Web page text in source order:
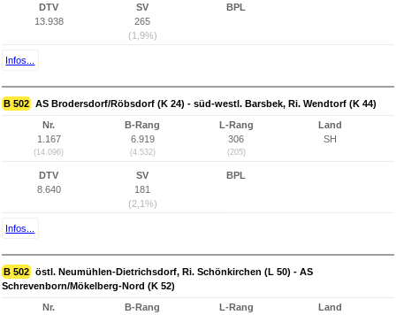
DTV
13.938
SV
265
(1,9%)
BPL
Infos...
B 502 AS Brodersdorf/Röbsdorf (K 24) - süd-westl. Barsbek, Ri. Wendtorf (K 44)
Nr.
1.167
(14.096)
B-Rang
6.919
(4.532)
L-Rang
306
(205)
Land
SH
DTV
8.640
SV
181
(2,1%)
BPL
Infos...
B 502 östl. Neumühlen-Dietrichsdorf, Ri. Schönkirchen (L 50) - AS
Schrevenborn/Mökelberg-Nord (K 52)
Nr.
B-Rang
L-Rang
Land